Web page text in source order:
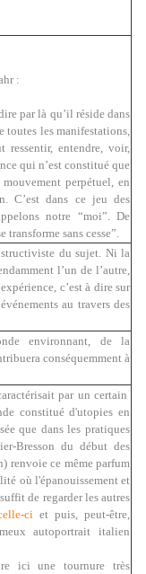
:
par là qu’il réside dans
toutes les manifestations,
entendre, voir,
qui n’est constitué que
perpétuel, en
C’est dans ce jeu des
notre “moi”. De
transforme sans cesse”.
du sujet. Ni la
l’un de l’autre,
c’est à dire sur
au travers des
environnant, de la
conséquemment à
par un certain
constitué d'utopies en
que dans les pratiques
Bresson du début des
renvoie ce même parfum
où l'épanouissement et
de regarder les autres
ciet puis, peut-être,
autoportrait italien
ici une tournure très